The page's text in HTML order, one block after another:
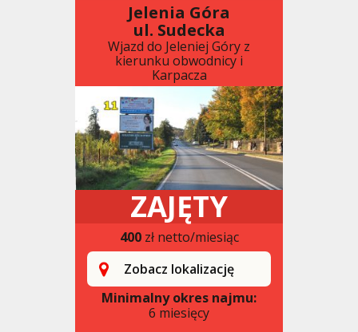
Jelenia Góra
ul. Sudecka
Wjazd do Jeleniej Góry z
kierunku obwodnicy i
Karpacza
ZAJĘTY
400zł netto/miesiąc
Zobacz lokalizację
Minimalny okres najmu:
6 miesięcy